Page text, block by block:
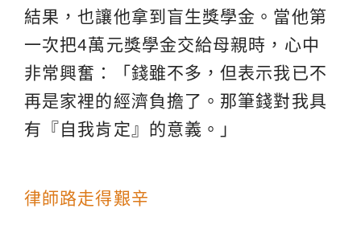
結果，也讓他拿到盲生獎學金。當他第
一次把4萬元獎學金交給母親時，心中
非常興奮：「錢雖不多，但表示我已不
再是家裡的經濟負擔了。那筆錢對我具
有『自我肯定』的意義。」
律師路走得艱辛